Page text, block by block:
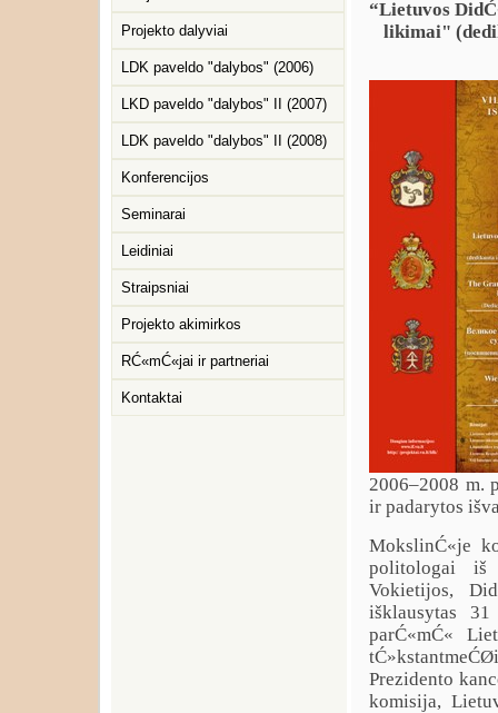
“Lietuvos
likimai"
2006–2008 m.
ir padarytos
MokslinĆ«je
politologai iš
Vokietijos,
išklausytas 31
parĆ«mĆ«
Prezidento
komisija,
Projekto dalyviai
LDK paveldo "dalybos" (2006)
LKD paveldo "dalybos" II (2007)
LDK paveldo "dalybos" II (2008)
Konferencijos
Seminarai
Leidiniai
Straipsniai
Projekto akimirkos
RĆ«mĆ«jai ir partneriai
Kontaktai